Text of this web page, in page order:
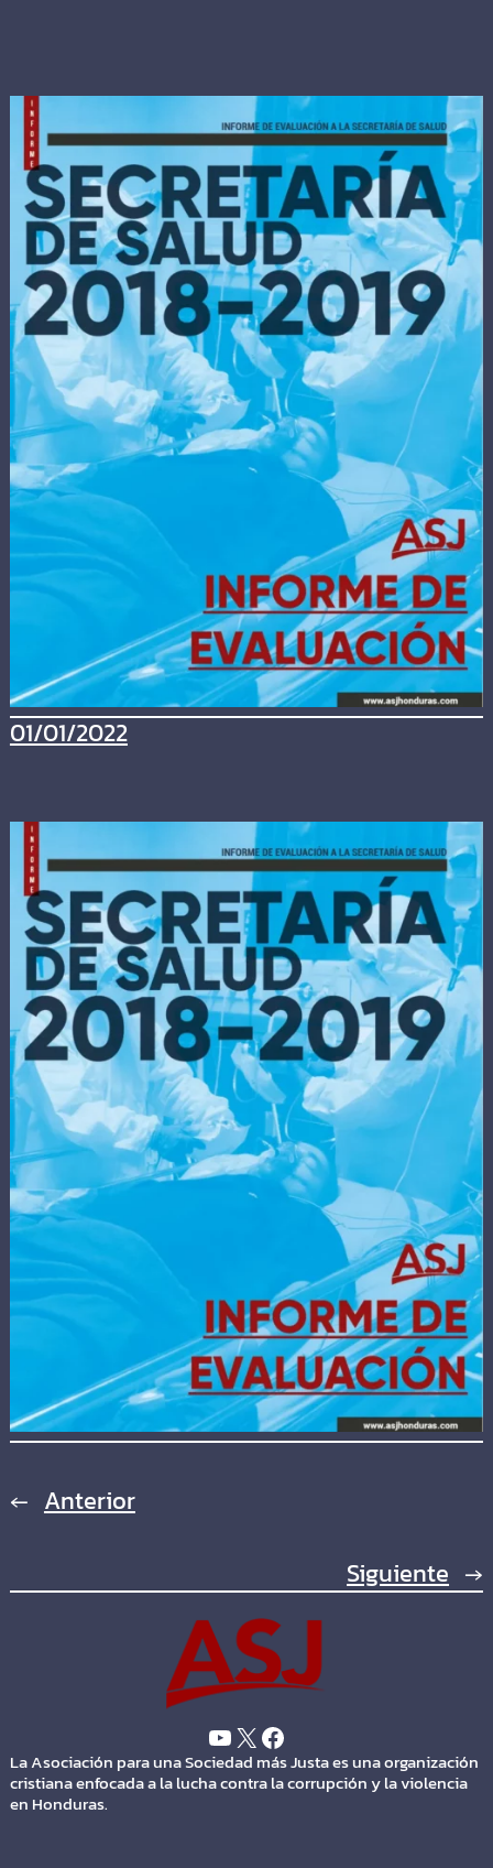
01/01/2022
← Anterior
Siguiente →
La Asociación para una Sociedad más Justa es una organización
cristiana enfocada a la lucha contra la corrupción y la violencia
en Honduras.